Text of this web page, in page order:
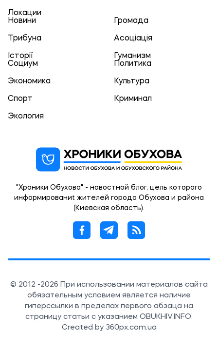
Локации
Новини
Громада
Трибуна Асоціація
Історії
Гуманизм
Социум
Политика
Экономика Культура
Спорт Криминал
Экология
"Хроники Обухова" - новостной блог, цель которого
информированиt жителей города Обухова и района
(Киевская область).
© 2012 -2026 При использовании материалов сайта
обязательным условием является наличие
гиперссылки в пределах первого абзаца на
страницу статьи с указанием OBUKHIV.INFO.
Created by 360px.com.ua